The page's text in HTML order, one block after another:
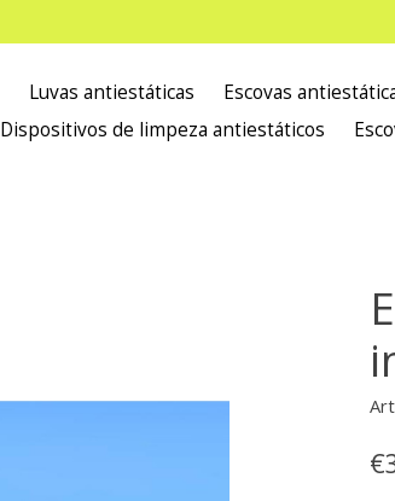
Luvas antiestáticas Escovas
Dispositivos de limpeza antiestáticos